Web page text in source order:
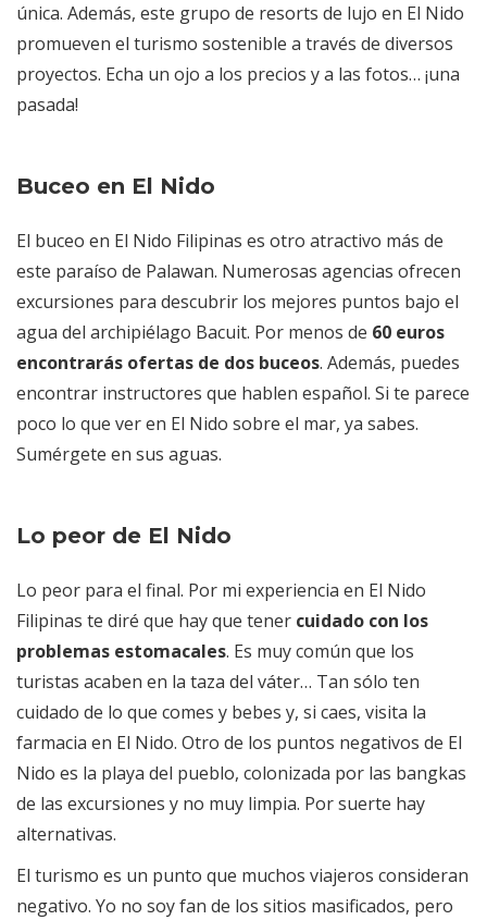
única. Además, este grupo de resorts de lujo en El Nido
promueven el turismo sostenible a través de diversos
proyectos. Echa un ojo a los precios y a las fotos… ¡una
pasada!
Buceo en El Nido
El buceo en El Nido Filipinas es otro atractivo más de
este paraíso de Palawan. Numerosas agencias ofrecen
excursiones para descubrir los mejores puntos bajo el
agua del archipiélago Bacuit. Por menos de 60 euros
encontrarás ofertas de dos buceos. Además, puedes
encontrar instructores que hablen español. Si te parece
poco lo que ver en El Nido sobre el mar, ya sabes.
Sumérgete en sus aguas.
Lo peor de El Nido
Lo peor para el final. Por mi experiencia en El Nido
Filipinas te diré que hay que tener cuidado con los
problemas estomacales. Es muy común que los
turistas acaben en la taza del váter… Tan sólo ten
cuidado de lo que comes y bebes y, si caes, visita la
farmacia en El Nido. Otro de los puntos negativos de El
Nido es la playa del pueblo, colonizada por las bangkas
de las excursiones y no muy limpia. Por suerte hay
alternativas.
El turismo es un punto que muchos viajeros consideran
negativo. Yo no soy fan de los sitios masificados, pero